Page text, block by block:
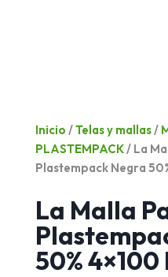
Inicio /Telas y mallas /
PLASTEMPACK / La
Plastempack Negra
La Malla
50% 4×100